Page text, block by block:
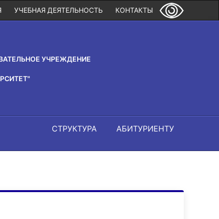
КОНТАКТЫ
УЧЕБНАЯ ДЕЯТЕЛЬНОСТЬ
УЧРЕЖДЕНИЕ
СТРУКТУРА АБИТУРИЕНТУ